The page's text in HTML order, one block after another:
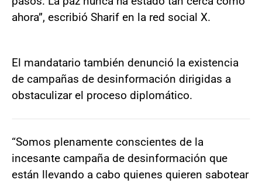
ahora”, escribió Sharif en la red social X.
El mandatario también denunció la existencia
de campañas de desinformación dirigidas a
obstaculizar el proceso diplomático.
“Somos plenamente conscientes de la
incesante campaña de desinformación que
están llevando a cabo quienes quieren sabotear